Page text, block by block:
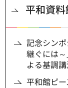
平和資料
記念シン
継ぐには
よる基調
平和館ピ